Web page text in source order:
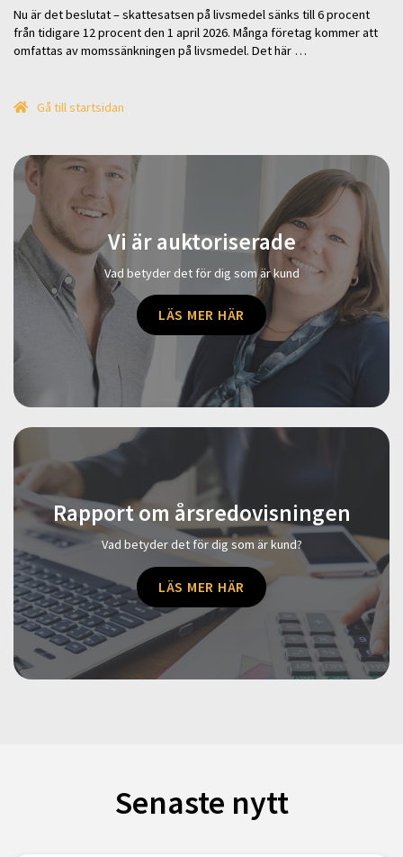
Nu är det beslutat – skattesatsen på livsmedel sänks till 6 procent
från tidigare 12 procent den 1 april 2026. Många företag kommer att
omfattas av momssänkningen på livsmedel. Det här …
Gå till startsidan
Vi är auktoriserade
Vad betyder det för dig som är kund
LÄS MER HÄR
Rapport om årsredovisningen
Vad betyder det för dig som är kund?
LÄS MER HÄR
Senaste nytt